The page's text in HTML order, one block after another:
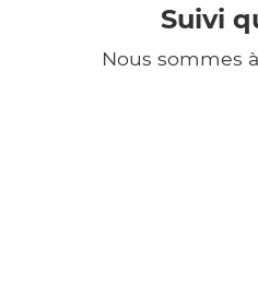
Suivi
Nous sommes